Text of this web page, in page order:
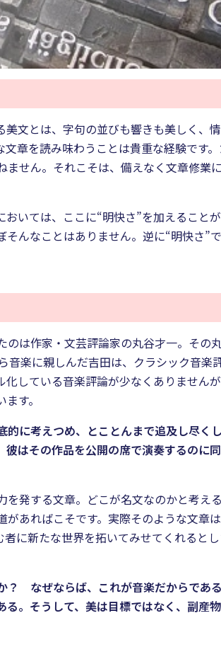
文とは、字句の並びも響きも美しく、
章を読み味わうことは貴重な経験です
せん。それこそは、備えなく文章修業
おいては、ここに“明快さ”を加えること
んなことはありません。逆に“明快さ”
は作家・文芸評論家の丸谷才一。その
楽に親しんだ吉田は、クラシック音楽
している音楽評論が少なくありません
す。
に考えつめ、とことんまで追及し尽く
はその作品を公開の席で演奏するのに同
発する文章。どこが名文なのかと考え
あればこそです。実際そのような文章
に新たな世界を拓いてみせてくれると
なぜならば、これが音楽だからであ
。そうして、美は目標ではなく、副産